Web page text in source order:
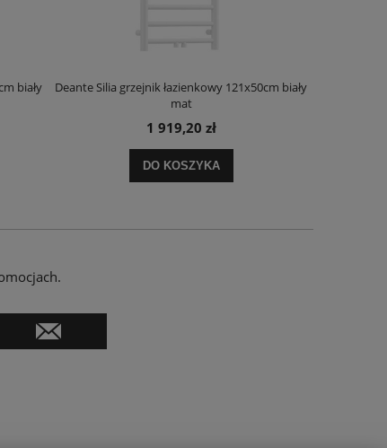
biały
Deante Silia grzejnik łazienkowy 121x50cm biały
mat
1 919,20 zł
DO KOSZYKA